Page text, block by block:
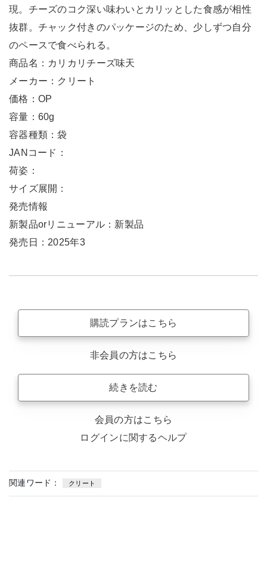
現。チーズのコク深い味わいとカリッとした食感が相性
抜群。チャック付きのパッケージのため、少しずつ自分
のペースで食べられる。
商品名：カリカリチーズ味天
メーカー：クリート
価格：OP
容量：60g
容器種類：袋
JANコード：
荷姿：
サイズ展開：
発売情報
新製品orリニューアル：新製品
発売日：2025年3
購読プランはこちら
非会員の方はこちら
続きを読む
会員の方はこちら
ログインに関するヘルプ
関連ワード： クリート